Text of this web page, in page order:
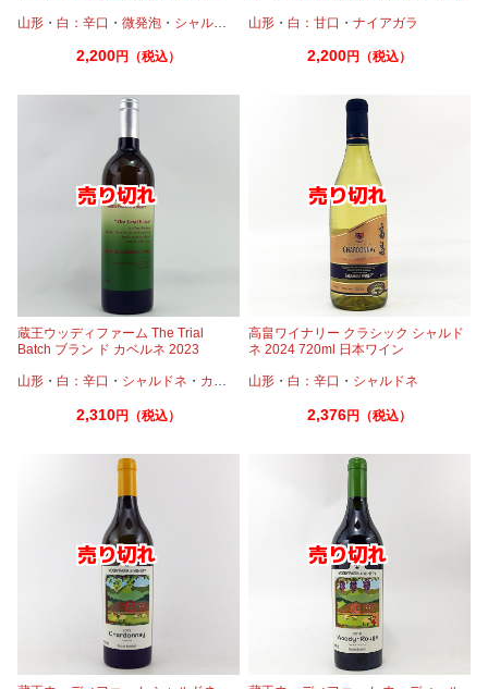
山形 ・ 白：辛口 ・ 微発泡 ・ シャルドネ
2,200円（税込）
山形 ・ 白：甘口 ・ナイアガラ
2,200円（税込）
蔵王ウッディファーム The Trial
Batch ブラン ド カベルネ 2023
山形 ・ 白：辛口 ・ シャルドネ ・ カベルネ ・カベルネフラン
2,310円（税込）
高畠ワイナリー クラシック シャルド
ネ 2024 720ml 日本ワイン
山形 ・ 白：辛口 ・ シャルドネ
2,376円（税込）